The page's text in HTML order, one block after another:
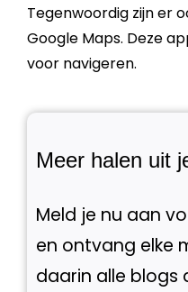
Tegenwoordig zijn er
GoogleMaps. Deze
voor navigeren.
Meer halen uit
Meld je nu aan
en ontvang elke
daarin alle blogs